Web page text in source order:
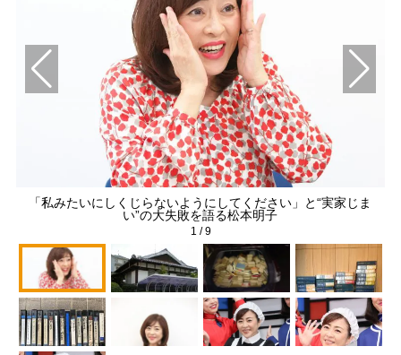
「私みたいにしくじらないようにしてください」と“実家じま
い”の大失敗を語る松本明子
1 /9